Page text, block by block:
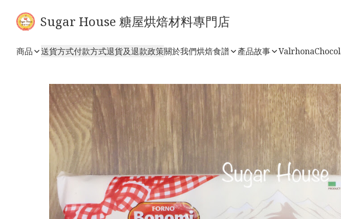
Sugar House 糖屋烘焙材料專門店
商品 送貨方式付款方式退貨及退款政策關於我們烘焙食譜 產品故事